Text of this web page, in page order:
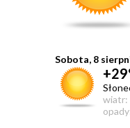
Sobota, 8
wiatr: